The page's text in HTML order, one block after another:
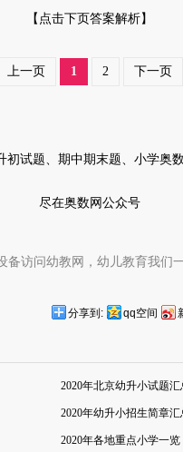
【点击下页答案解析】
上一页 1 2 下一页
初试题、期中期末题、小学奥
尽在奥数网公众号
备访问幼教网，幼儿教育我们
分享到: qq空间
2020年北京幼升小试题汇
2020年幼升小招生简章汇
2020年各地重点小学一览